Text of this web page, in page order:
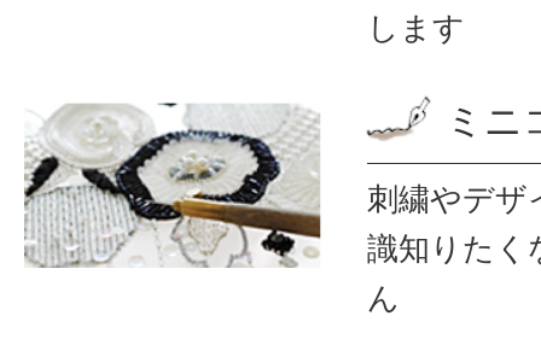
します
ミニ
刺繍やデザ
識知りたく
ん